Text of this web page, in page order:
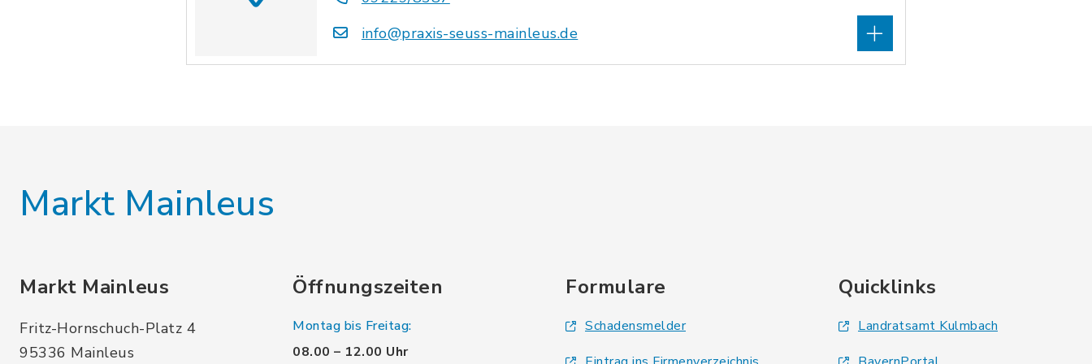
info@praxis-seuss-mainleus.de
Markt Mainleus
Markt Mainleus
Fritz-Hornschuch-Platz 4
95336 Mainleus
Öffnungszeiten
Montag bis Freitag:
08.00 – 12.00 Uhr
Formulare
Schadensmelder
Quicklinks
Landratsamt Kulmbach